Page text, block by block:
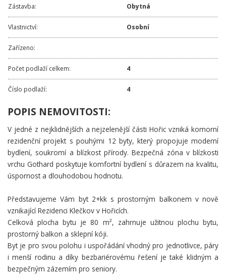
Zástavba: Obytná
Vlastnictví: Osobní
Zařízeno:
Počet podlaží celkem: 4
Číslo podlaží: 4
POPIS NEMOVITOSTI:
V jedné z nejklidnějších a nejzelenější části Hořic vzniká komorní
rezidenční projekt s pouhými 12 byty, který propojuje moderní
bydlení, soukromí a blízkost přírody. Bezpečná zóna v blízkosti
vrchu Gothard poskytuje komfortní bydlení s důrazem na kvalitu,
úspornost a dlouhodobou hodnotu.
Představujeme Vám byt 2+kk s prostorným balkonem v nově
vznikající Rezidenci Klečkov v Hořicích.
Celková plocha bytu je 80 m², zahrnuje užitnou plochu bytu,
prostorný balkon a sklepní kóji.
Byt je pro svou polohu i uspořádání vhodný pro jednotlivce, páry
i menší rodinu a díky bezbariérovému řešení je také klidným a
bezpečným zázemím pro seniory.